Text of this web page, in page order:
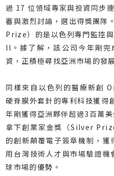
過 17 位領域專家與投資同步
審與激烈討論，選出得獎團
Prize）的是以色列專門監控
ll。據了解，該公司今年剛
資，正積極尋找亞洲市場的發
同樣來自以色列的醫療新創
硬脊膜外套針的專利科技獲
年剛獲得亞洲夥伴超過3百萬
拿下創業家金獎（Silver
的創新顛覆電子簽章機制，
用台灣技術人才與市場驗證
球市場的優勢。